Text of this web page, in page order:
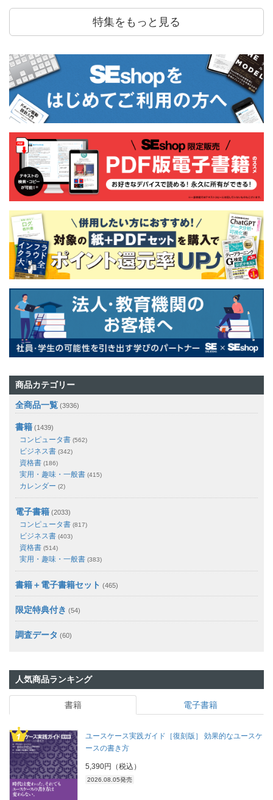
特集をもっと見る
商品カテゴリー
全商品一覧 (3936)
書籍 (1439)
コンピュータ書 (562)
ビジネス書 (342)
資格書 (186)
実用・趣味・一般書 (415)
カレンダー (2)
電子書籍 (2033)
コンピュータ書 (817)
ビジネス書 (403)
資格書 (514)
実用・趣味・一般書 (383)
書籍＋電子書籍セット (465)
限定特典付き (54)
調査データ (60)
人気商品ランキング
書籍 電子書籍
ユースケース実践ガイド［復刻版］ 効果的なユースケ
ースの書き方
5,390円（税込）
2026.08.05発売